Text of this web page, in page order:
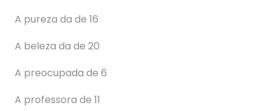
A pureza da de 16
A beleza da de 20
A preocupada de 6
A professora de 11